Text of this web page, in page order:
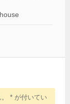
* が付いてい